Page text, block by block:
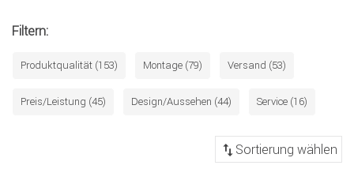
Filtern:
Produktqualität (153) Montage (79) Versand (53)
Preis/Leistung (45) Design/Aussehen (44) Service (16)